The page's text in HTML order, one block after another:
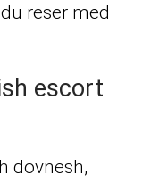
reser med
escort
dovnesh,